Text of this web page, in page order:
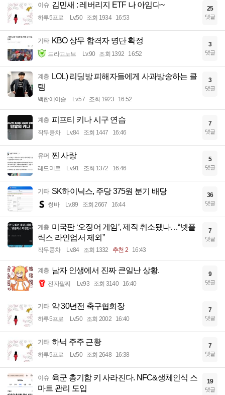
이슈 김민새 : 레버리지 ETF 나 아임다~
하루5프로 Lv.50 조회 1934 16:53
25
댓글
기타 KBO 상무 합격자 명단 확정
드라고노브 Lv.90 조회 1392 16:52
3
댓글
계층
LOL) 리딩방 피해자들에게 사과방송하는 클
템
백합에이슬 Lv.57 조회 1923 16:52
3
댓글
계층 피프티 키나 시구 연습
작두콩차 Lv.84 조회 1447 16:46
7
댓글
유머 찐 사랑
레드미르 Lv.91 조회 1372 16:46
5
댓글
기타 SK하이닉스, 주당 375원 분기 배당
썽바 Lv.89 조회 2667 16:44
36
댓글
계층 미국판 ‘오징어 게임’, 제작 취소됐나…“넷플
릭스 라인업서 제외”
작두콩차 Lv.84 조회 1332 추천 2 16:43
7
댓글
계층 남자 인생에서 진짜 큰일난 상황.
전자팔찌 Lv.93 조회 3140 16:40
9
댓글
기타 약 30년전 축구협회장
하루5프로 Lv.50 조회 2002 16:40
7
댓글
기타 하닉 주주 근황
하루5프로 Lv.50 조회 2648 16:38
7
댓글
이슈 육군 총기함 키 사라진다. NFC&생체인식 스
마트 관리 도입
19
댓글